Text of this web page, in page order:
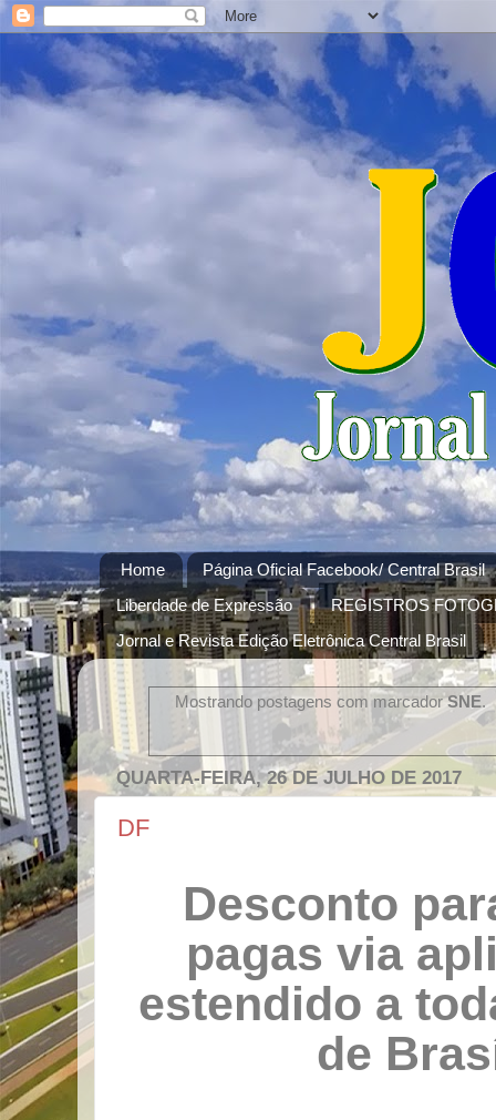
Home
Página Oficial Facebook/ Central Brasil
Liberdade de Expressão
REGISTROS
Jornal e Revista Edição Eletrônica Central Brasil
Mostrando postagens com marcadorSNE.
QUARTA-FEIRA, 26 DE JULHO DE 2017
DF
Desconto
pagas via
estendido a
de